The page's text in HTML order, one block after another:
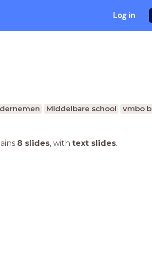
Log in
Middelbare school
vmbo b
8 slides, with text slides.